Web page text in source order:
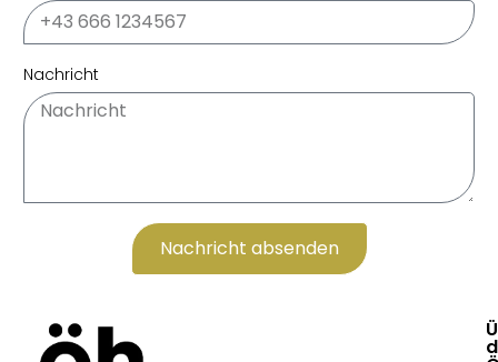
Nachricht
Nachricht absenden